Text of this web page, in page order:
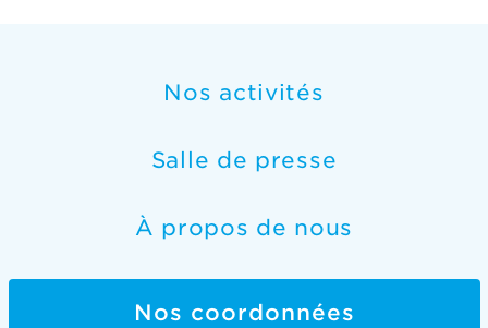
Nos activités
Salle de presse
À propos de nous
Nos coordonnées